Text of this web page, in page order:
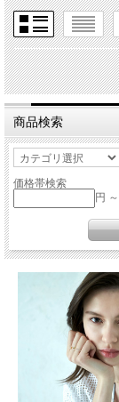
商品検索
価格帯検索
円 ～